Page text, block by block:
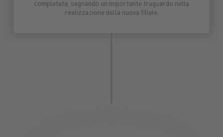
completata, segnando un importante traguardo nella
realizzazione della nuova filiale.